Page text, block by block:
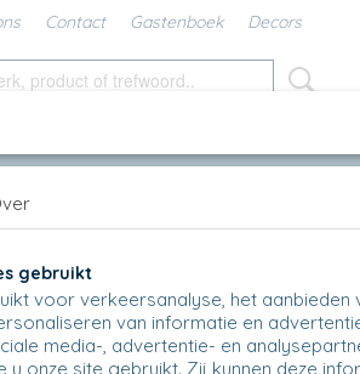
Contact Gastenboek Decors
- 1443 - Dragonfly
M - 1443 - Dragonfly
btw 21%)
gebruikt
voor verkeersanalyse, het aanbieden
van informatie en
media-, advertentie- en
onze site gebruikt. Zij kunnen deze